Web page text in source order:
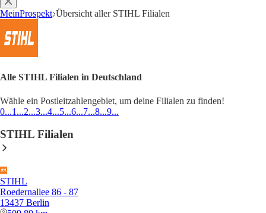
MeinProspekt Übersicht aller STIHL Filialen
Alle STIHL Filialen in Deutschland
Wähle ein Postleitzahlengebiet, um deine Filialen zu finden!
0...1...2...3...4...5...6...7...8...9...
STIHL Filialen
STIHL
Roedernallee 86 - 87
13437 Berlin